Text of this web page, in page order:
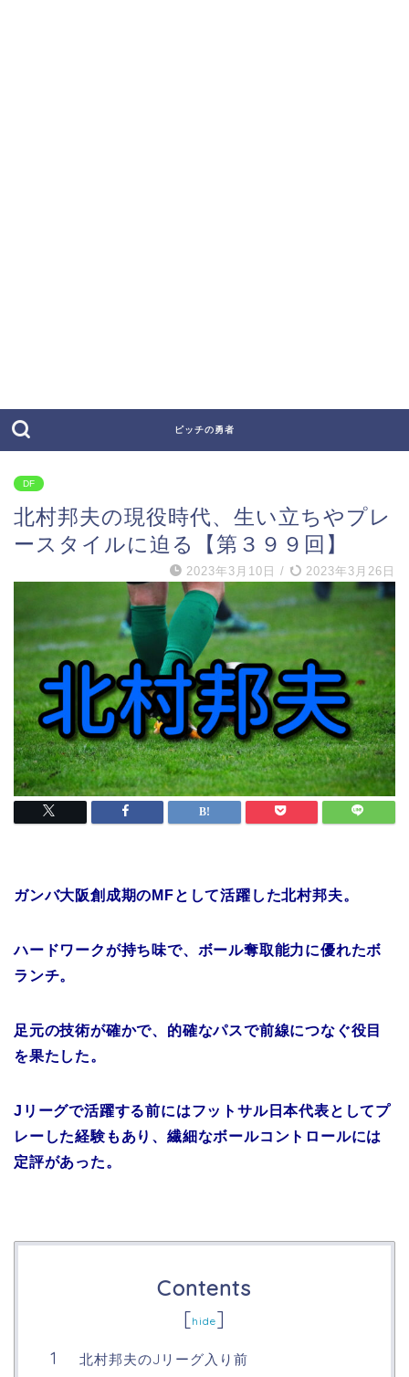
ピッチの勇者
DF
北村邦夫の現役時代、生い立ちやプレ
ースタイルに迫る【第３９９回】
2023年3月10日 / 2023年3月26日
ガンバ大阪創成期のMFとして活躍した北村邦夫。
ハードワークが持ち味で、ボール奪取能力に優れたボ
ランチ。
足元の技術が確かで、的確なパスで前線につなぐ役目
を果たした。
Jリーグで活躍する前にはフットサル日本代表としてプ
レーした経験もあり、繊細なボールコントロールには
定評があった。
Contents
[hide]
北村邦夫のJリーグ入り前